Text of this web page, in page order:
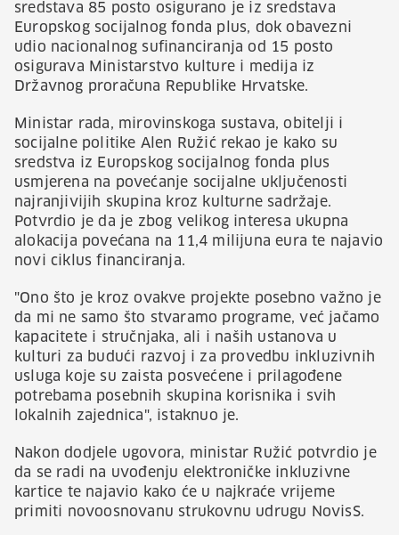
sredstava 85 posto osigurano je iz sredstava
Europskog socijalnog fonda plus, dok obavezni
udio nacionalnog sufinanciranja od 15 posto
osigurava Ministarstvo kulture i medija iz
Državnog proračuna Republike Hrvatske.
Ministar rada, mirovinskoga sustava, obitelji i
socijalne politike Alen Ružić rekao je kako su
sredstva iz Europskog socijalnog fonda plus
usmjerena na povećanje socijalne uključenosti
najranjivijih skupina kroz kulturne sadržaje.
Potvrdio je da je zbog velikog interesa ukupna
alokacija povećana na 11,4 milijuna eura te najavio
novi ciklus financiranja.
"Ono što je kroz ovakve projekte posebno važno je
da mi ne samo što stvaramo programe, već jačamo
kapacitete i stručnjaka, ali i naših ustanova u
kulturi za budući razvoj i za provedbu inkluzivnih
usluga koje su zaista posvećene i prilagođene
potrebama posebnih skupina korisnika i svih
lokalnih zajednica", istaknuo je.
Nakon dodjele ugovora, ministar Ružić potvrdio je
da se radi na uvođenju elektroničke inkluzivne
kartice te najavio kako će u najkraće vrijeme
primiti novoosnovanu strukovnu udrugu NovisS.